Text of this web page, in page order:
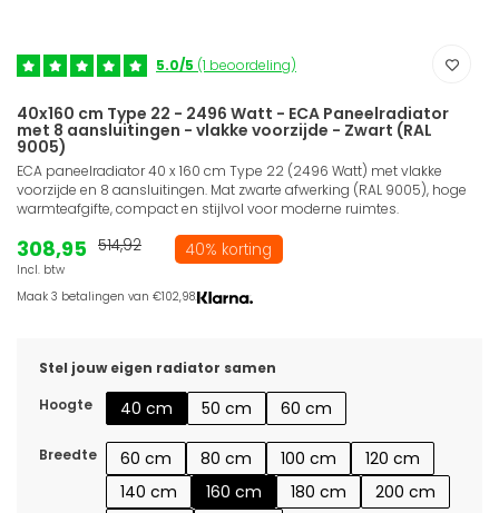
5.0/5 (1 beoordeling)
40x160 cm Type 22 - 2496 Watt - ECA Paneelradiator
met 8 aansluitingen - vlakke voorzijde - Zwart (RAL
9005)
ECA paneelradiator 40 x 160 cm Type 22 (2496 Watt) met vlakke
voorzijde en 8 aansluitingen. Mat zwarte afwerking (RAL 9005), hoge
warmteafgifte, compact en stijlvol voor moderne ruimtes.
308,95
Incl. btw
514,92 40% korting
Maak 3 betalingen van €102,98.
Stel jouw eigen radiator samen
Hoogte
40 cm 50 cm 60 cm
Breedte 60 cm 80 cm 100 cm
120 cm
140 cm
160 cm 180 cm
200 cm